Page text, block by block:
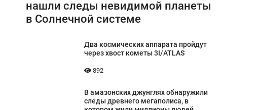
нашли следы невидимой планеты
в Солнечной системе
Два космических аппарата пройдут
через хвост кометы 3I/ATLAS
892
В амазонских джунглях обнаружили
следы древнего мегаполиса, в